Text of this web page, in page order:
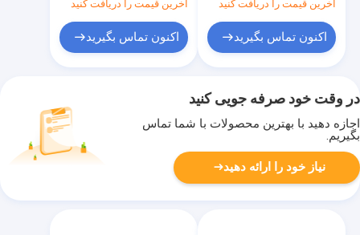
آخرین قیمت را دریافت کنید
اکنون تماس بگیرید
گارانتی
آخرین قیمت را دریافت کنید
اکنون تماس بگیرید
در وقت خود صرفه جویی کنید
اجازه دهید با بهترین محصولات با شما تماس
بگیریم.
نیاز خود را ارائه دهید